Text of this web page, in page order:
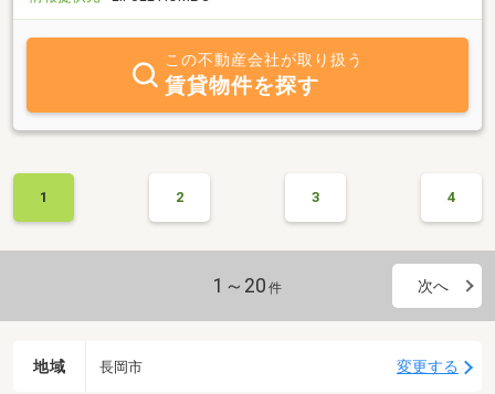
この不動産会社が取り扱う
賃貸物件を探す
1 2 3 4
1～20 件 次へ
地域 長岡市 変更する